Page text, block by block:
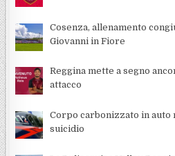
Cosenza, allenamento
Giovanni in Fiore
Reggina mette a segno
attacco
Corpo carbonizzato in auto
suicidio